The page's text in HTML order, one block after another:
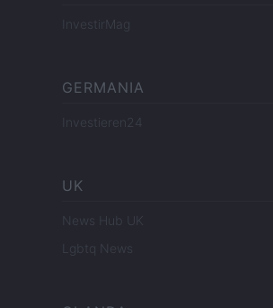
InvestirMag
GERMANIA
Investieren24
UK
News Hub UK
Lgbtq News